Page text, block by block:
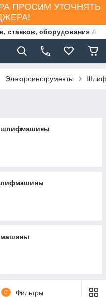
ПРОСИМ УТОЧНЯТЬ
станков, оборудования
Электроинструменты
шлифмашины
0 Фильтры